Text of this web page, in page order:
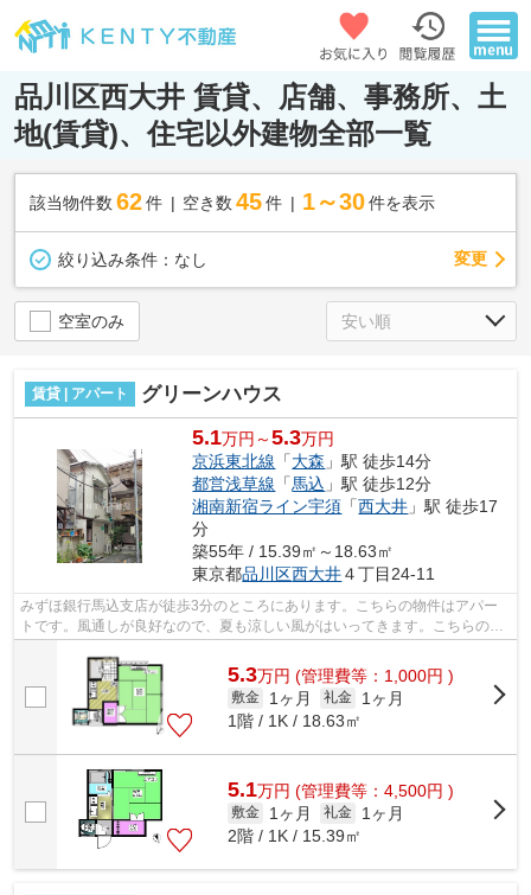
品川区西大井 賃貸、店舗、事務所、土
地(賃貸)、住宅以外建物全部一覧
該当物件数 62件 空き数 45 件 1～30 件を表示
絞り込み条件： なし 変更
空室のみ
賃貸 | アパート グリーンハウス
5.1万円～5.3万円
京浜東北線 「大森 」駅 徒歩14分
都営浅草線 「馬込 」駅 徒歩12分
湘南新宿ライン宇須 「西大井 」駅 徒歩17
分
築55年 / 15.39㎡～18.63㎡
東京都品川区西大井４丁目24-11
みずほ銀行馬込支店が徒歩3分のところにあります。こちらの物件はアパー
トです。風通しが良好なので、夏も涼しい風がはいってきます。こちらのア
5.3万円 (管理費等：1,000円 )
敷金 1ヶ月 礼金
1ヶ月
1階 / 1K / 18.63㎡
5.1万円 (管理費等：4,500円 )
敷金 1ヶ月 礼金
1ヶ月
2階 / 1K / 15.39㎡